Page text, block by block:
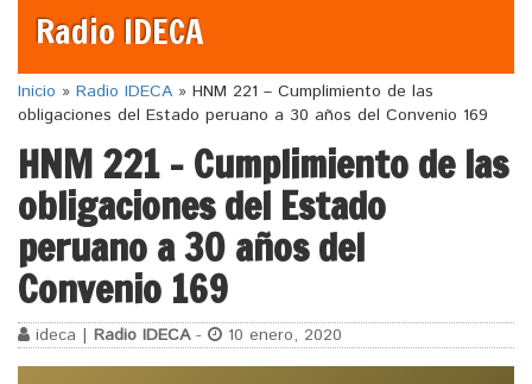
Radio IDECA
Inicio » Radio IDECA » HNM 221 – Cumplimiento de las
obligaciones del Estado peruano a 30 años del Convenio 169
HNM 221 – Cumplimiento de las
obligaciones del Estado
peruano a 30 años del
Convenio 169
ideca | Radio IDECA- 10 enero, 2020